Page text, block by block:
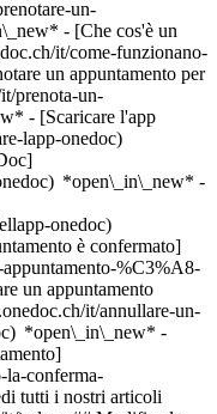
un-
- [Che cos'è un
it/come-funzionano-
un appuntamento per
prenota-un-
- [Scaricare l'app
lapp-onedoc)
*open\_in\_new* -
onedoc)
del-sangue/neuchatel), [Rinite allergica | Febbre da fieno](https://www.onedoc.ch/it/rinite-allergica-febbre-da-fieno/neuchatel)Vedi di più *chevron\_left* lun 03 ago *chevron\_right* Vedi più appuntamenti *error\_outline* Si è verificato un errore durante il caricamento della disponibilità [Riprova](https://www.onedoc.ch) Competenze: Controllo annuale, [Strappi muscolari e dei legamenti](https://www.onedoc.ch/it/strappi-muscolari-e-dei-legamenti/neuchatel), [Distorsione](https://www.onedoc.ch/it/distorsione/neuchatel), [Asma](https://www.onedoc.ch/it/asma/neuchatel), [Cefalea ed emicrania](https://www.onedoc.ch/it/cefalea-ed-emicrania/neuchatel), [Test del diabete](https://www.onedoc.ch/it/test-del-diabete/neuchatel), [Prelievo del sangue](https://www.onedoc.ch/it/prelievo-del-sangue/neuchatel), [Rinite allergica | Febbre da fieno](https://www.onedoc.ch/it/rinite-allergica-febbre-da-fieno/neuchatel)Vedi di più [![Dr.ssa Florence Canabady, medico generico a Neuchâtel](https://assets.onedoc.ch/images/users/74dbd13c86f162a81e8ba84c93c792b13195ee74e7f3ea5ab6e3dbcae808bd25-small.jpg "Dr.ssa Florence Canabady, medico generico a Neuchâtel")](https://www.onedoc.ch/it/medico-generico/neuchatel/pcpum/dr-florence-canabady) ### [Dr.ssa Florence Canabady](https://www.onedoc.ch/it/medico-generico/neuchatel/pcpum/dr-florence-canabady) ![Badge che indica un profilo verificato](https://www.onedoc.ch/assets/images/icons/checkmark.svg) [Medico generico](https://www.onedoc.ch/it/medico-generico/neuchatel) Cabinet Dre Canabady Avenue du Premier-Mars 29 2000 Neuchâtel ![Icona paziente con segno più che indica che il professionista accetta nuovi pazienti](https://www.onedoc.ch/assets/images/icons/new-patients.svg)Accetta nuovi pazienti [Prenota un appuntamento](https://www.onedoc.ch/it/medico-generico/neuchatel/pcpum/dr-florence-canabady) Competenze: Controllo annuale, [Consigli per la vaccinazione](https://www.onedoc.ch/it/consigli-per-la-vaccinazione/neuchatel), [Controllo del libretto di vaccinazione](https://www.onedoc.ch/it/controllo-del-libretto-di-vaccinazione/neuchatel), [Esame del sangue](https://www.onedoc.ch/it/esame-del-sangue/neuchatel), [Rinite allergica | Febbre da fieno](https://www.onedoc.ch/it/rinite-allergica-febbre-da-fieno/neuchatel), [Asma](https://www.onedoc.ch/it/asma/neuchatel), [Urgenza medicina generica](https://www.onedoc.ch/it/urgenza-medicina-generica/neuchatel)Vedi di più *chevron\_left* lun 03 ago *chevron\_right* Vedi più appuntamenti *error\_outline* Si è verificato un errore durante il caricamento della disponibilità [Riprova](https://www.onedoc.ch) Competenze: Controllo annuale, [Consigli per la vaccinazione](https://www.onedoc.ch/it/consigli-per-la-vaccinazione/neuchatel), [Controllo del libretto di vaccinazione](https://www.onedoc.ch/it/controllo-del-libretto-di-vaccinazione/neuchatel), [Esame del sangue](https://www.onedoc.ch/it/esame-del-sangue/neuchatel), [Rinite allergica | Febbre da fieno](https://www.onedoc.ch/it/rinite-allergica-febbre-da-fieno/neuchatel), [Asma](https://www.onedoc.ch/it/asma/neuchatel), [Urgenza medicina generica](https://www.onedoc.ch/it/urgenza-medicina-generica/neuchatel)Vedi di più [![Dr. Raymond Delord, medico generico a Neuchâtel](https://assets.onedoc.ch/images/users/29f1760708b7418171482501dafed4643a42bc9d735dde5c959a8d49df559a66-small.png "Dr. Raymond Delord, medico generico a Neuchâtel")](https://www.onedoc.ch/it/medico-generico/neuchatel/pc39k/dr-raymond-delord) ### [Dr. Raymond Delord](https://www.onedoc.ch/it/medico-generico/neuchatel/pc39k/dr-raymond-delord) ![Badge che indica un profilo verificato](https://www.onedoc.ch/assets/images/icons/checkmark.svg) [Medico generico](https://www.onedoc.ch/it/medico-generico/neuchatel) Cabinet du Dr Delord Faubourg du Lac 12 2000 Neuchâtel ![Icona paziente con segno più che indica che il professionista accetta nuovi pazienti](https://www.onedoc.ch/assets/images/icons/new-patients.svg)Accetta nuovi pazienti [Prenota un appuntamento](https://www.onedoc.ch/it/medico-generico/neuchatel/pc39k/dr-raymond-delord) Competenze: Controllo annuale, [Consigli di viaggio](https://www.onedoc.ch/it/consigli-di-viaggio/neuchatel), [Urgenza medicina generica](https://www.onedoc.ch/it/urgenza-medicina-generica/neuchatel), [Burnout](https://www.onedoc.ch/it/burnout/neuchatel), [Prevenzione cardiovascolare | CardioCheck | CardioTest](https://www.onedoc.ch/it/prevenzione-cardiovascolare-cardiocheck-cardiotest/neuchatel), [Misure a lungo termine della pressione sanguigna | Monitoraggio della pressione sanguigna 24 ore](https://www.onedoc.ch/it/misure-a-lungo-termine-della-pressione-sanguigna-monitoraggio-della-pressione-sanguigna-24-ore/neuchatel), [Malattie sessualmente trasmissibili | Infezioni sessualmente trasmissibili (MST/IST)](https://www.onedoc.ch/it/malattie-sessualmente-trasm